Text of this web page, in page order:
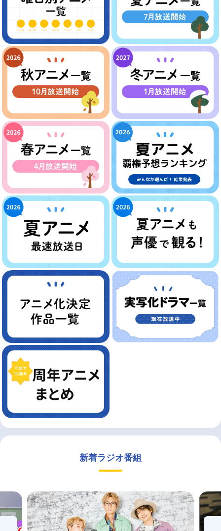
新着ラジオ番組